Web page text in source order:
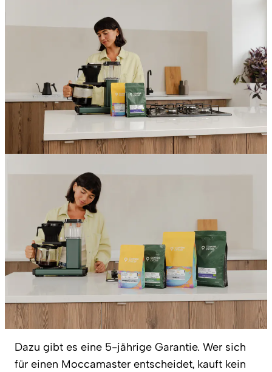
Dazu gibt es eine 5-jährige Garantie. Wer sich
für einen Moccamaster entscheidet, kauft kein